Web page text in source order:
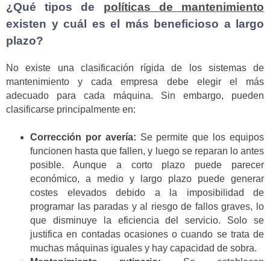
¿Qué tipos de políticas de mantenimiento
existen y cuál es el más beneficioso a largo
plazo?
No existe una clasificación rígida de los sistemas de
mantenimiento y cada empresa debe elegir el más
adecuado para cada máquina. Sin embargo, pueden
clasificarse principalmente en:
Corrección por avería: Se permite que los equipos
funcionen hasta que fallen, y luego se reparan lo antes
posible. Aunque a corto plazo puede parecer
económico, a medio y largo plazo puede generar
costes elevados debido a la imposibilidad de
programar las paradas y al riesgo de fallos graves, lo
que disminuye la eficiencia del servicio. Solo se
justifica en contadas ocasiones o cuando se trata de
muchas máquinas iguales y hay capacidad de sobra.